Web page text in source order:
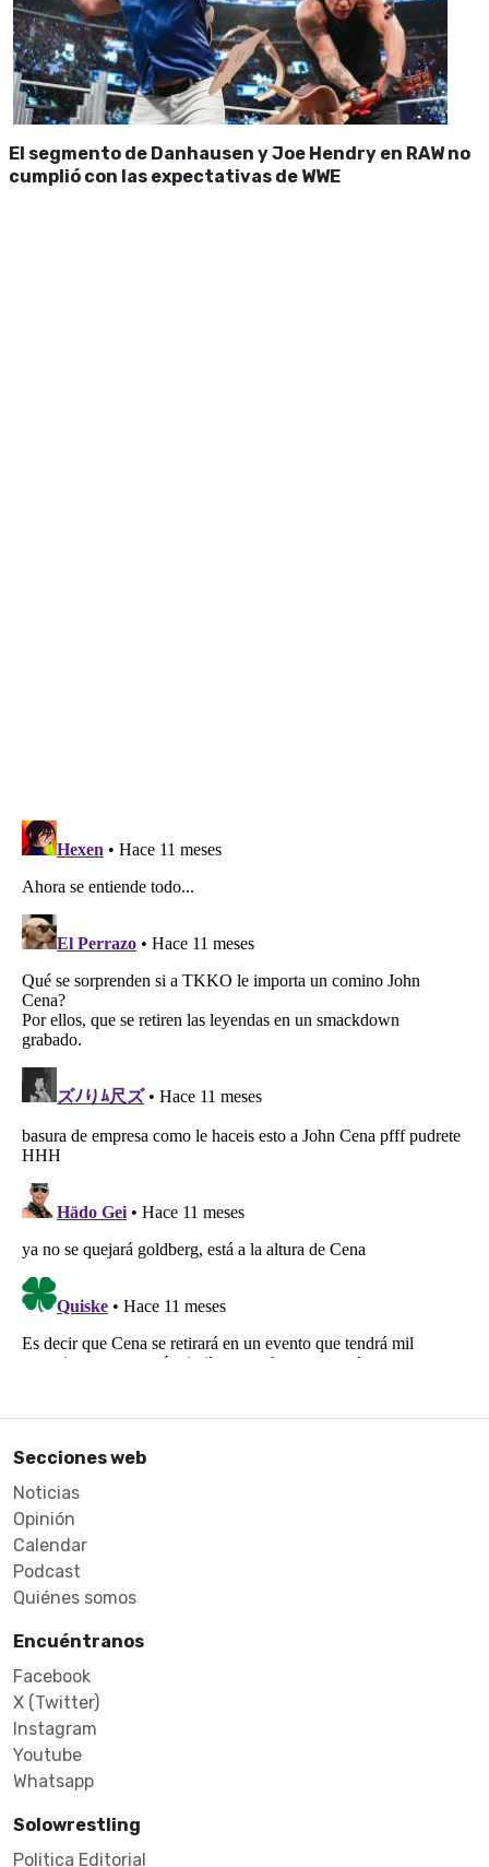
El segmento de Danhausen y Joe Hendry en RAW no
cumplió con las expectativas de WWE
Secciones web
Noticias
Opinión
Calendar
Podcast
Quiénes somos
Encuéntranos
Facebook
X (Twitter)
Instagram
Youtube
Whatsapp
Solowrestling
Politica Editorial